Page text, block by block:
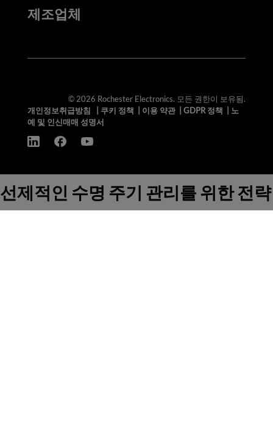
제조업체
© 2026 Rochester Electronics. 모든 권한이 보유됨.
개인정보취급방침
쿠키 정책 이용 약관| GDPR 정책
노
예 및 인신매매 성명서
선제적인 수명 주기 관리를 위한 전략